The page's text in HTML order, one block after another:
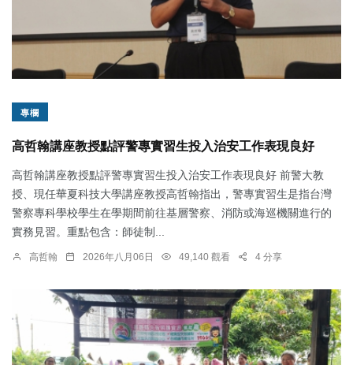
專欄
高哲翰講座教授點評警專實習生投入治安工作表現良好
高哲翰講座教授點評警專實習生投入治安工作表現良好 前警大教
授、現任華夏科技大學講座教授高哲翰指出，警專實習生是指台灣
警察專科學校學生在學期間前往基層警察、消防或海巡機關進行的
實務見習。重點包含：師徒制...
高哲翰 2026年八月06日 49,140 觀看 4 分享